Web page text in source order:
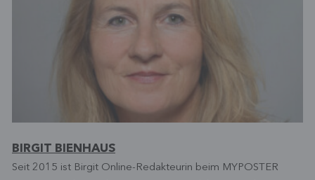
BIRGIT BIENHAUS
Seit 2015 ist Birgit Online-Redakteurin beim MYPOSTER